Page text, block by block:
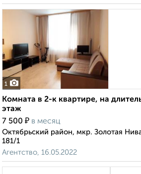
1
Комната в 2-к квартире, на
этаж
7 500 ₽ в месяц
Октябрьский район, мкр. Золотая
181/1
Агентство, 16.05.2022